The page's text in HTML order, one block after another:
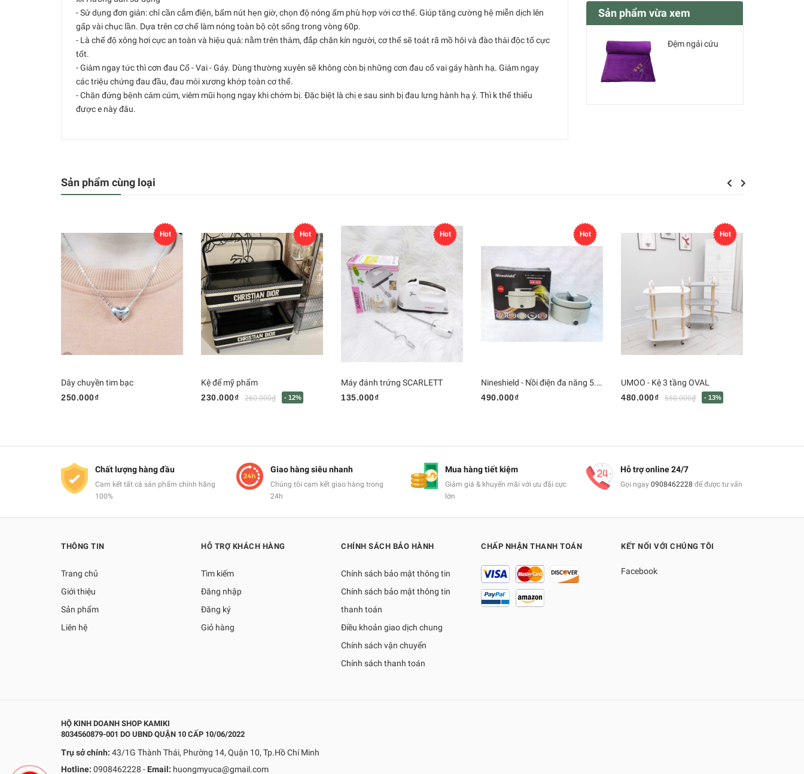
- Sử dụng đơn giản: chỉ cần cắm điện, bấm nút hẹn giờ, chọn độ nóng ấm phù hợp với cơ thể. Giúp tăng cường hệ miễn dịch lên
gấp vài chục lần. Dựa trên cơ chế làm nóng toàn bộ cột sống trong vòng 60p.
- Là chế độ xông hơi cực an toàn và hiệu quả: nằm trên thảm, đắp chăn kín người, cơ thể sẽ toát rã mồ hôi và đào thải độc tố cực
tốt.
- Giảm ngay tức thì cơn đau Cổ - Vai - Gáy. Dùng thường xuyên sẽ không còn bị những cơn đau cổ vai gáy hành hạ. Giảm ngay
các triệu chứng đau đầu, đau mỏi xương khớp toàn cơ thể.
- Chặn đứng bệnh cảm cúm, viêm mũi họng ngay khi chớm bị. Đặc biệt là chị e sau sinh bị đau lưng hành hạ ý. Thì k thể thiếu
được e này đâu.
Sản phẩm vừa xem
Đệm ngải cứu
Sản phẩm cùng loại Previous
Hot
Dây chuyền tim bạc
250.000₫
Hot
Kệ để mỹ phẩm
230.000₫
260.000₫ - 12%
Hot
Máy đánh trứng SCARLETT
135.000₫
Hot
Nineshield - Nồi điện đa năng 5.0L màu xanh - KB525
490.000₫
Hot
UMOO - Kệ 3 tầng OVAL
480.000₫
550.000₫ - 13%
Next
Chất lượng hàng đầu
Cam kết tất cả sản phẩm chính hãng
100%
Giao hàng siêu nhanh
Chúng tôi cam kết giao hàng trong
24h
Mua hàng tiết kiệm
Giảm giá & khuyến mãi với ưu đãi cực
lớn
Hỗ trợ online 24/7
Gọi ngay 0908462228 để được tư vấn
THÔNG TIN
Trang chủ
Giới thiệu
Sản phẩm
Liên hệ
HỖ TRỢ KHÁCH HÀNG
Tìm kiếm
Đăng nhập
Đăng ký
Giỏ hàng
CHÍNH SÁCH BẢO HÀNH
Chính sách bảo mật thông tin
Chính sách bảo mật thông tin
thanh toán
Điều khoản giao dịch chung
Chính sách vận chuyển
Chính sách thanh toán
CHẤP NHẬN THANH TOÁN KẾT NỐI VỚI CHÚNG TÔI
Facebook
HỘ KINH DOANH SHOP KAMIKI
8034560879-001 DO UBND QUẬN 10 CẤP 10/06/2022
Trụ sở chính: 43/1G Thành Thái, Phường 14, Quận 10, Tp.Hồ Chí Minh
Hotline: 0908462228 - Email: huongmyuca@gmail.com